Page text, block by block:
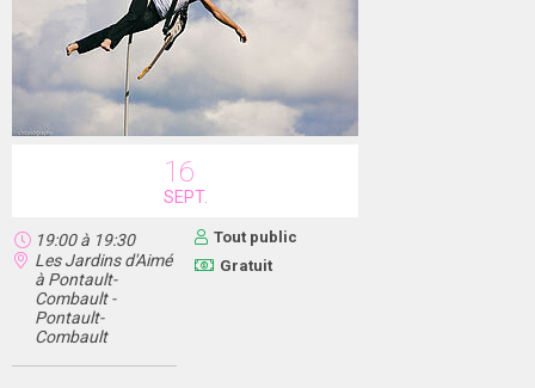
16
SEPT.
19:00à 19:30
Les Jardins d'Aimé
à Pontault-
Combault -
Pontault-
Combault
Tout public
Gratuit